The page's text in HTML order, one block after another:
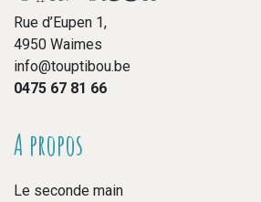
Rue d’Eupen 1,
4950 Waimes
info@touptibou.be
0475 67 81 66
A propos
Le seconde main